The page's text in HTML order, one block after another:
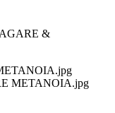
&
METANOIA.jpg